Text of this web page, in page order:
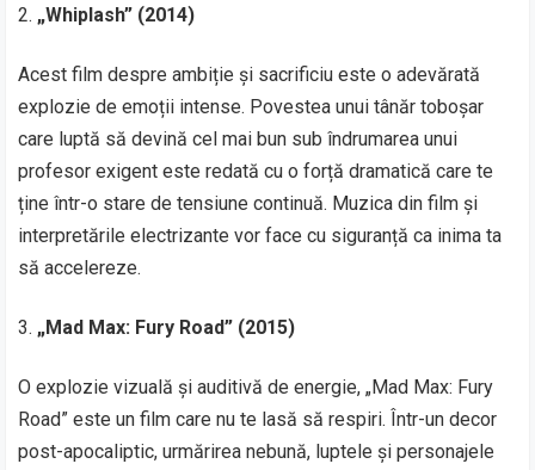
„Whiplash” (2014)
Acest film despre ambiție și sacrificiu este o adevărată
explozie de emoții intense. Povestea unui tânăr toboșar
care luptă să devină cel mai bun sub îndrumarea unui
profesor exigent este redată cu o forță dramatică care te
ține într-o stare de tensiune continuă. Muzica din film și
interpretările electrizante vor face cu siguranță ca inima ta
să accelereze.
„Mad Max: Fury Road” (2015)
O explozie vizuală și auditivă de energie, „Mad Max: Fury
Road” este un film care nu te lasă să respiri. Într-un decor
post-apocaliptic, urmărirea nebună, luptele și personajele